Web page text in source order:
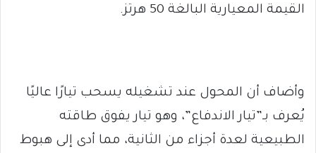
القيمة المعيارية البالغة 50 هرتز.
وأضاف أن المحول عند تشغيله يسحب تيارًا عاليًا
يُعرف بـ”تيار الاندفاع”، وهو تيار يفوق طاقته
الطبيعية لعدة أجزاء من الثانية، مما أدى إلى هبوط